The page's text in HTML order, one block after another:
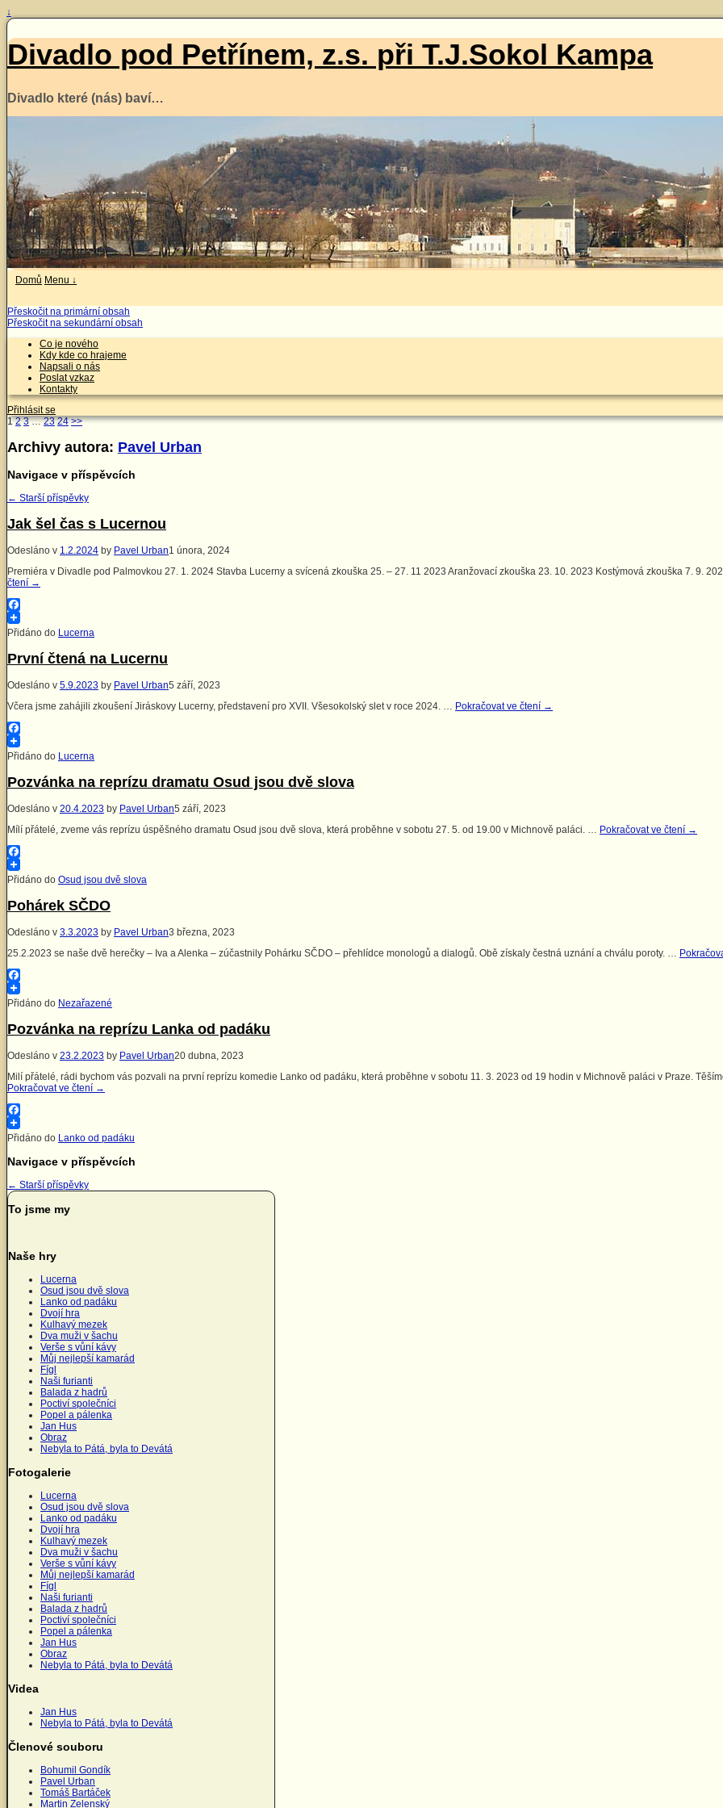
↓
Divadlo pod Petřínem, z.s. při T.J.Sokol Kampa
Divadlo které (nás) baví…
Domů Menu ↓
Přeskočit na primární obsah
Přeskočit na sekundární obsah
Co je nového
Kdy kde co hrajeme
Napsali o nás
Poslat vzkaz
Kontakty
Přihlásit se
1 2 3 … 23 24 >>
Archivy autora: Pavel Urban
Navigace v příspěvcích
← Starší příspěvky
Jak šel čas s Lucernou
Odesláno v 1.2.2024 by Pavel Urban1 února, 2024
Premiéra v Divadle pod Palmovkou 27. 1. 2024 Stavba Lucerny a svícená zkouška 25. – 27. 11 2023 Aranžovací zkouška 23. 10. 2023 Kostýmová zkouška 7. 9.
čtení →
Facebook
Přidáno do Lucerna
První čtená na Lucernu
Odesláno v 5.9.2023 by Pavel Urban5 září, 2023
Včera jsme zahájili zkoušení Jiráskovy Lucerny, představení pro XVII. Všesokolský slet v roce 2024. … Pokračovat ve čtení →
Facebook
Přidáno do Lucerna
Pozvánka na reprízu dramatu Osud jsou dvě slova
Odesláno v 20.4.2023 by Pavel Urban5 září, 2023
Mílí přátelé, zveme vás reprízu úspěšného dramatu Osud jsou dvě slova, která proběhne v sobotu 27. 5. od 19.00 v Michnově paláci. … Pokračovat ve čtení →
Facebook
Přidáno do Osud jsou dvě slova
Pohárek SČDO
Odesláno v 3.3.2023 by Pavel Urban3 března, 2023
25.2.2023 se naše dvě herečky – Iva a Alenka – zúčastnily Pohárku SČDO – přehlídce monologů a dialogů. Obě získaly čestná uznání a chválu poroty. …
Facebook
Přidáno do Nezařazené
Pozvánka na reprízu Lanka od padáku
Odesláno v 23.2.2023 by Pavel Urban20 dubna, 2023
Milí přátelé, rádi bychom vás pozvali na první reprízu komedie Lanko od padáku, která proběhne v sobotu 11. 3. 2023 od 19 hodin v Michnově paláci v Praze.
Pokračovat ve čtení →
Facebook
Přidáno do Lanko od padáku
Navigace v příspěvcích
← Starší příspěvky
To jsme my
Naše hry
Lucerna
Osud jsou dvě slova
Lanko od padáku
Dvojí hra
Kulhavý mezek
Dva muži v šachu
Verše s vůní kávy
Můj nejlepší kamarád
Fígl
Naši furianti
Balada z hadrů
Poctiví společníci
Popel a pálenka
Jan Hus
Obraz
Nebyla to Pátá, byla to Devátá
Fotogalerie
Lucerna
Osud jsou dvě slova
Lanko od padáku
Dvojí hra
Kulhavý mezek
Dva muži v šachu
Verše s vůní kávy
Můj nejlepší kamarád
Fígl
Naši furianti
Balada z hadrů
Poctiví společníci
Popel a pálenka
Jan Hus
Obraz
Nebyla to Pátá, byla to Devátá
Videa
Jan Hus
Nebyla to Pátá, byla to Devátá
Členové souboru
Bohumil Gondík
Pavel Urban
Tomáš Bartáček
Martin Zelenský